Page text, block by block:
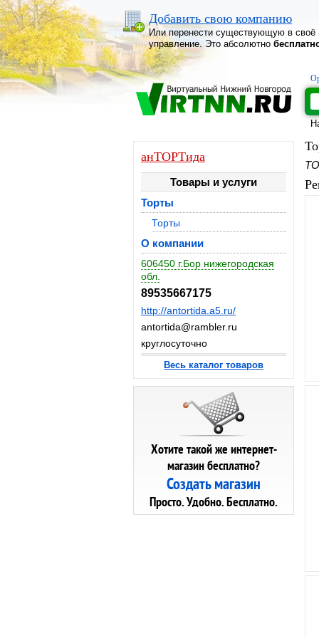
Добавить свою компанию
Или перенести существующую в своё
управление. Это абсолютно
анТОРТида
Товары и услуги
Торты
Торты
О компании
606450 г.Бор нижегородская
обл.
89535667175
http://antortida.a5.ru/
antortida@rambler.ru
круглосуточно
Весь каталог товаров
Хотите такой же интернет-
магазин бесплатно?
Создать магазин
Просто. Удобно. Бесплатно.